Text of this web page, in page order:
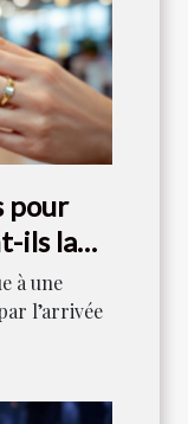
pour
ils la
à une
l’arrivée